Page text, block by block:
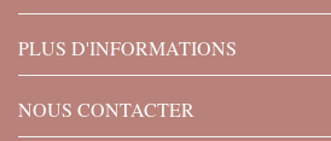
PLUS D'INFORMATIONS
NOUS CONTACTER